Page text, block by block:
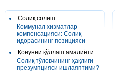
Солиқ солиш
Коммунал хизматлар
компенсацияси: Солиқ
идорасининг позицияси
Қонунни қўллаш амалиёти
Cолиқ тўловчининг ҳақлиги
презумпцияси ишлаяптими?